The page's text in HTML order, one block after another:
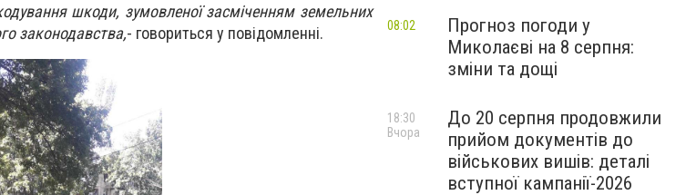
шкоди, зумовленої засміченням земельних
законодавства,- говориться у повідомленні.
Прогноз погоди у
Миколаєві на 8 серпня:
зміни та дощі
08:02
До 20 серпня продовжили
прийом документів до
військових вишів: деталі
вступної кампанії-2026
18:30
Вчора